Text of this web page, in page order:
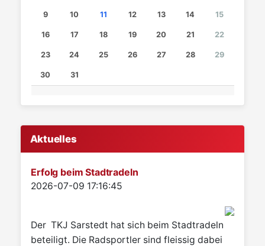
9 10 11 12 13 14 15
16 17 18 19 20 21 22
23 24 25 26 27 28 29
30 31
Aktuelles
Erfolg beim Stadtradeln
Details
2026-07-09 17:16:45
Der TKJ Sarstedt hat sich beim Stadtradeln
beteiligt. Die Radsportler sind fleissig dabei